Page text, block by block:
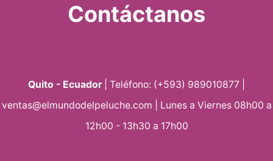
Contáctanos
Quito - Ecuador| Teléfono: (+593) 989010877 |
ventas@elmundodelpeluche.com | Lunes a Viernes 08h00 a
12h00 - 13h30 a 17h00